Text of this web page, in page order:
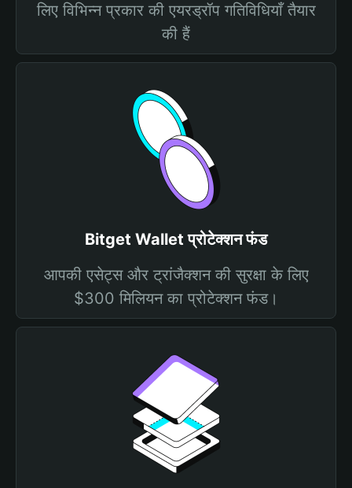
लिए विभिन्न प्रकार की एयरड्रॉप गतिविधियाँ तैयार
की हैं
Bitget Wallet प्रोटेक्शन फंड
आपकी एसेट्स और ट्रांजैक्शन की सुरक्षा के लिए
$300 मिलियन का प्रोटेक्शन फंड।